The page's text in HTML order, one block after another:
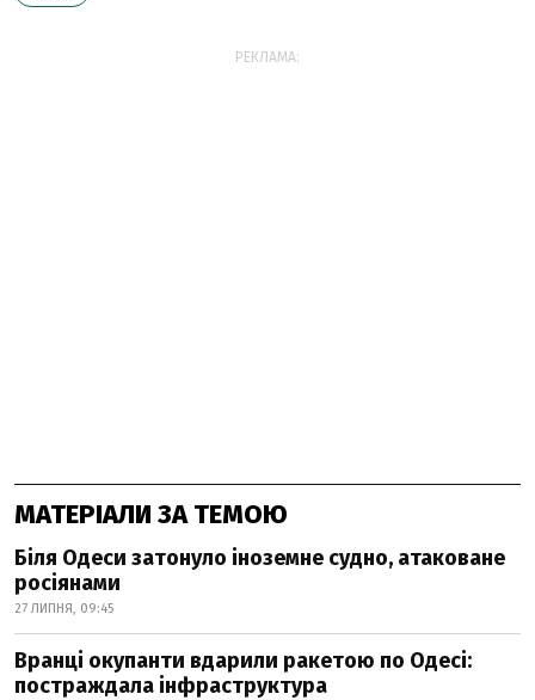
РЕКЛАМА:
МАТЕРІАЛИ ЗА ТЕМОЮ
Біля Одеси затонуло іноземне судно, атаковане
росіянами
27 ЛИПНЯ, 09:45
Вранці окупанти вдарили ракетою по Одесі:
постраждала інфраструктура